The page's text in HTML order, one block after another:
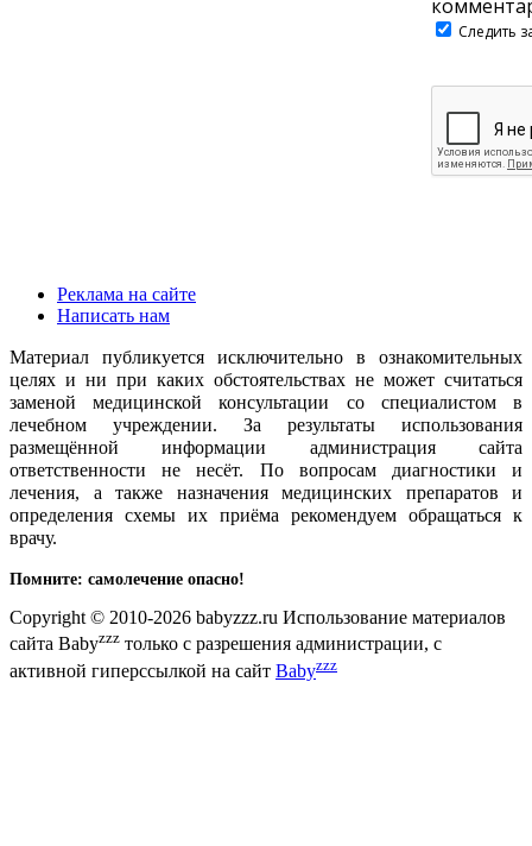
Следить
Реклама на сайте
Написать нам
Материал публикуется исключительно в ознакомительных
целях и ни при каких обстоятельствах не может считаться
заменой медицинской консультации со специалистом в
лечебном учреждении. За результаты использования
размещённой информации администрация сайта
ответственности не несёт. По вопросам диагностики и
лечения, а также назначения медицинских препаратов и
определения схемы их приёма рекомендуем обращаться к
врачу.
Помните: самолечение опасно!
Copyright © 2010-2026 babyzzz.ru Использование материалов
сайта Babyzzz только с разрешения администрации, с
активной гиперссылкой на сайт Babyzzz